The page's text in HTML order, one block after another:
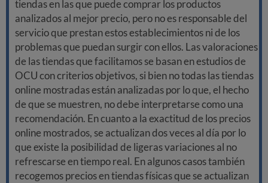
tiendas en las que puede comprar los productos
analizados al mejor precio, pero no es responsable del
servicio que prestan estos establecimientos ni de los
problemas que puedan surgir con ellos. Las valoraciones
de las tiendas que facilitamos se basan en estudios de
OCU con criterios objetivos, si bien no todas las tiendas
online mostradas están analizadas por lo que, el hecho
de que se muestren, no debe interpretarse como una
recomendación. En cuanto a la exactitud de los precios
online mostrados, se actualizan dos veces al día por lo
que existe la posibilidad de ligeras variaciones al no
refrescarse en tiempo real. En algunos casos también
recogemos precios en tiendas físicas que se actualizan